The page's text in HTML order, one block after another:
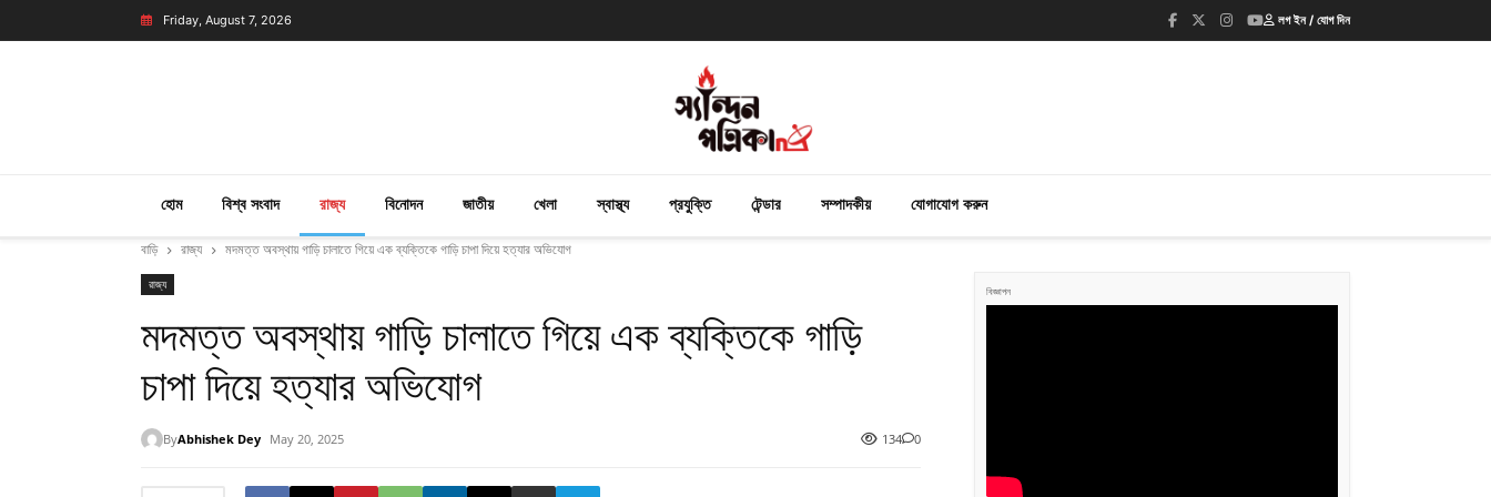
Friday, August 7, 2026 লগ ইন / যোগ দিন
হোম বিশ্ব সংবাদ রাজ্য বিনোদন জাতীয় খেলা স্বাস্থ্য প্রযুক্তি টেন্ডার সম্পাদকীয় যোগাযোগ করুন
বাড়ি রাজ্য মদমত্ত অবস্থায় গাড়ি চালাতে গিয়ে এক ব্যক্তিকে গাড়ি চাপা দিয়ে হত্যার অভিযোগ
রাজ্য
মদমত্ত অবস্থায় গাড়ি চালাতে গিয়ে এক ব্যক্তিকে গাড়ি
চাপা দিয়ে হত্যার অভিযোগ
ByAbhishek Dey May 20, 2025 134 0
বিজ্ঞাপন